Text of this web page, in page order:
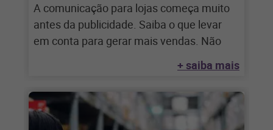
A comunicação para lojas começa muito
antes da publicidade. Saiba o que levar
em conta para gerar mais vendas. Não
+ saiba mais